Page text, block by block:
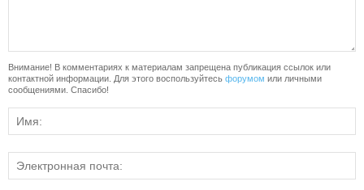
Внимание! В комментариях к материалам запрещена публикация ссылок или
контактной информации. Для этого воспользуйтесь форумом или личными
сообщениями. Спасибо!